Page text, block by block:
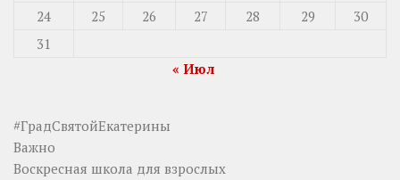
24
25 26 27 28 29
30
31
« Июл
#ГрадСвятойЕкатерины
Важно
Воскресная школа для взрослых